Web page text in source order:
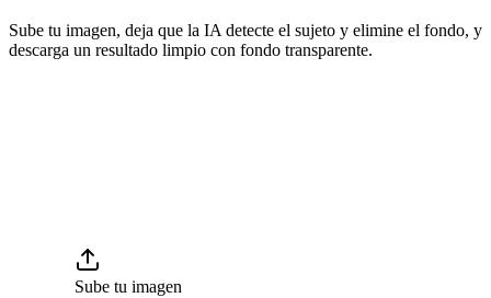
Sube tu imagen, deja que la IA detecte el sujeto y elimine el fondo, y
descarga un resultado limpio con fondo transparente.
Sube tu imagen